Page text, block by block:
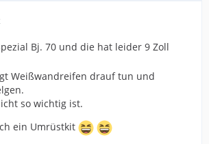
Bj. 70 und die hat leider 9 Zoll
Weißwandreifen drauf tun und
so wichtig ist.
ein Umrüstkit